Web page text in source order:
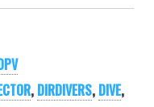
, DIRDIVERS, DIVE,